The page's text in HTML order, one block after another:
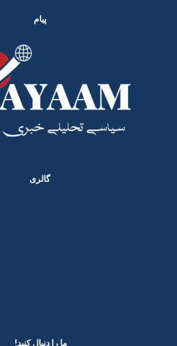
پیام
گالری
ما را دنبال کنید! ​